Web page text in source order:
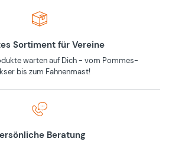
Sortiment für Vereine
warten auf Dich - vom Pommes-
bis zum Fahnenmast!
Beratung